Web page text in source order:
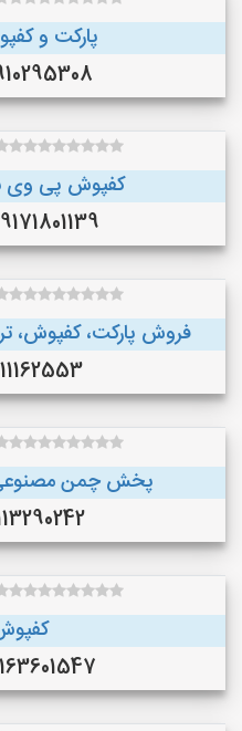
پارکت و
09910295308
کفپوش پی وی
09171801139 (بندر
فروش پارکت، کفپوش،
09011162553
پخش چمن مصنوعی
09113290242
09163601547